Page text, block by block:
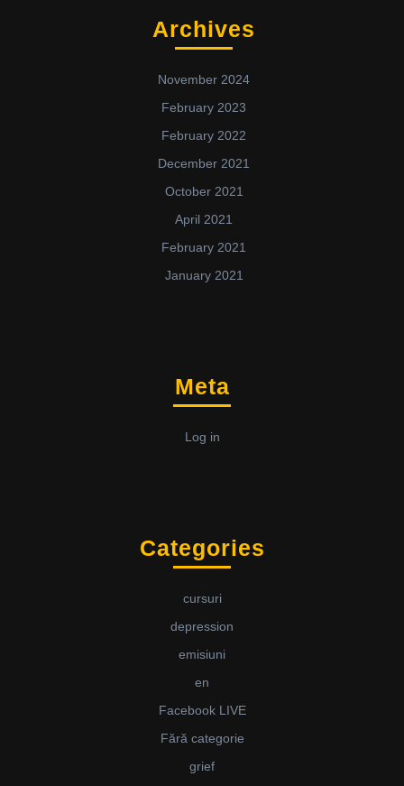
Archives
November 2024
February 2023
February 2022
December 2021
October 2021
April 2021
February 2021
January 2021
Meta
Log in
Categories
cursuri
depression
emisiuni
en
Facebook LIVE
Fără categorie
grief